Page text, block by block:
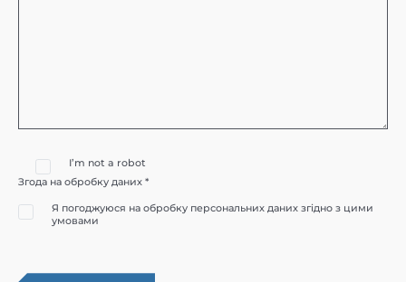
I’m not a robot
Згода на обробку даних *
Я погоджуюся на обробку персональних даних згідно з цими
умовами